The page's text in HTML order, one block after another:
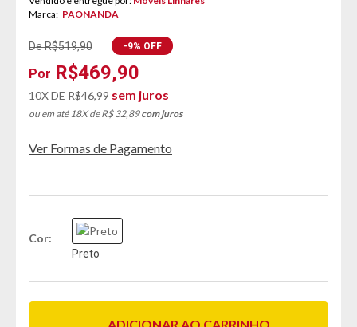
Marca: PAONANDA
De R$519,90
R$469,90
-9% OFF
10X DE R$46,99 sem juros
ou em até 18X de R$ 32,89com juros
Ver Formas de Pagamento
Cor
Preto